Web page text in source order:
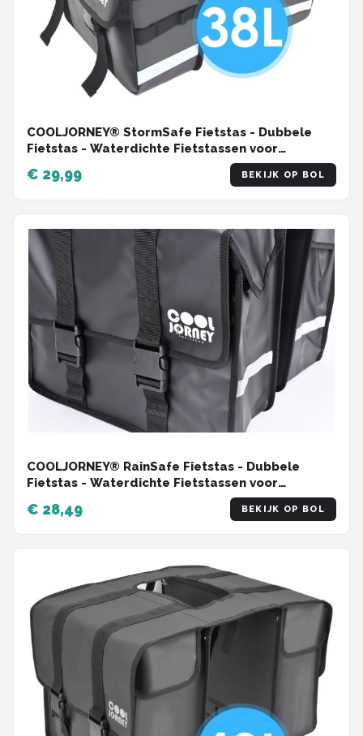
COOLJORNEY® StormSafe Fietstas - Dubbele
Fietstas - Waterdichte Fietstassen voor
Elektrische Fietsen - Zwart - 38L
€ 29,99 BEKIJK OP BOL
COOLJORNEY® RainSafe Fietstas - Dubbele
Fietstas - Waterdichte Fietstassen voor
Elektrische Fietsen - Zwart - 46L
€ 28,49 BEKIJK OP BOL